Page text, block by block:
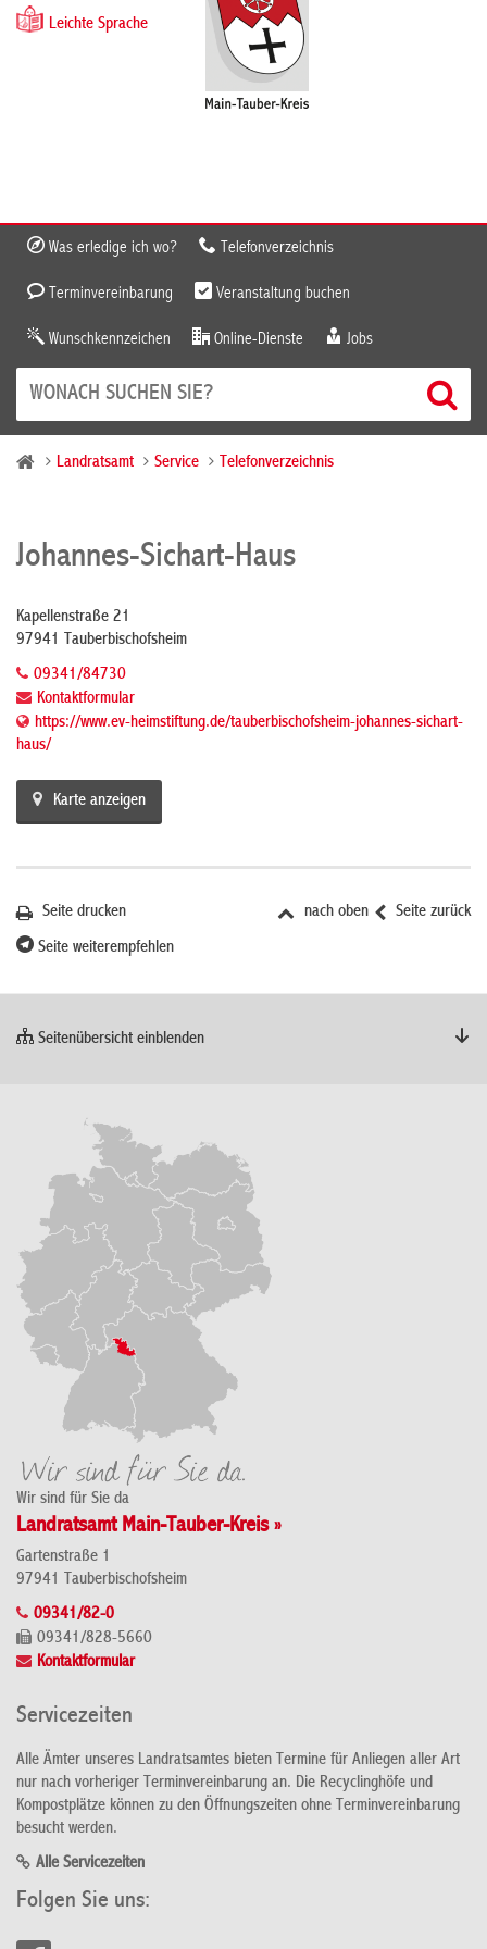
Leichte Sprache
Was erledige ich wo? Telefonverzeichnis
Terminvereinbarung Veranstaltung buchen
Wunschkennzeichen Online-Dienste Jobs
Landratsamt Service Telefonverzeichnis
Johannes-Sichart-Haus
Kapellenstraße 21
97941 Tauberbischofsheim
09341/84730
Kontaktformular
https://www.ev-heimstiftung.de/tauberbischofsheim-johannes-sichart-
haus/
Karte anzeigen
Seite zurück
nach oben
Seite drucken
Seite weiterempfehlen
Seitenübersicht einblenden
Wir sind für Sie da
Landratsamt Main-Tauber-Kreis »
Gartenstraße 1
97941 Tauberbischofsheim
09341/82-0
09341/828-5660
Kontaktformular
Servicezeiten
Alle Ämter unseres Landratsamtes bieten Termine für Anliegen aller Art
nur nach vorheriger Terminvereinbarung an. Die Recyclinghöfe und
Kompostplätze können zu den Öffnungszeiten ohne Terminvereinbarung
besucht werden.
Alle Servicezeiten
Folgen Sie uns: